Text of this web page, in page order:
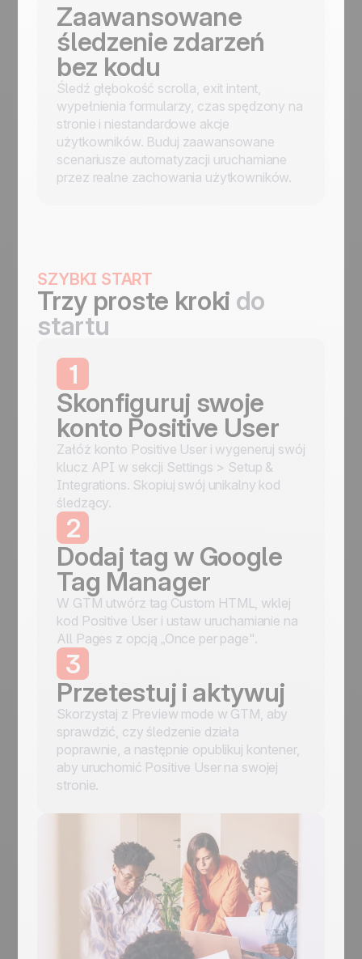
Zaawansowane
śledzenie zdarzeń
bez kodu
Śledź głębokość scrolla, exit intent,
wypełnienia formularzy, czas spędzony na
stronie i niestandardowe akcje
użytkowników. Buduj zaawansowane
scenariusze automatyzacji uruchamiane
przez realne zachowania użytkowników.
SZYBKI START
Trzy proste kroki do
startu
1
Skonfiguruj swoje
konto Positive User
Załóż konto Positive User i wygeneruj swój
klucz API w sekcji Settings > Setup &
Integrations. Skopiuj swój unikalny kod
śledzący.
2
Dodaj tag w Google
Tag Manager
W GTM utwórz tag Custom HTML, wklej
kod Positive User i ustaw uruchamianie na
All Pages z opcją „Once per page".
3
Przetestuj i aktywuj
Skorzystaj z Preview mode w GTM, aby
sprawdzić, czy śledzenie działa
poprawnie, a następnie opublikuj kontener,
aby uruchomić Positive User na swojej
stronie.